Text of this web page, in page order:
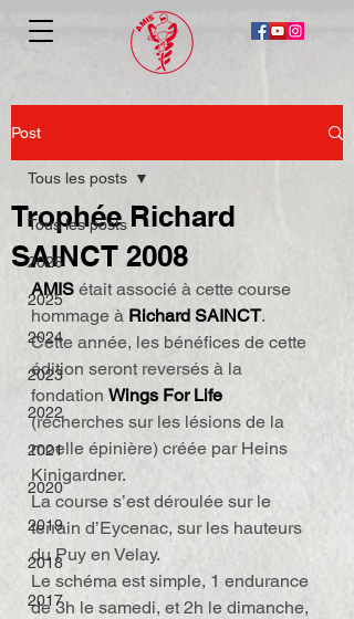
Post
Tous les posts
2026
2025
2024
2023
2022
2021
2020
2019
2018
2017
Tous les posts
Trophée Richard
SAINCT 2008
AMIS était associé à cette course
hommage à Richard SAINCT.
Cette année, les bénéfices de cette
édition seront reversés à la
fondation Wings For Life
(recherches sur les lésions de la
moelle épinière) créée par Heins
Kinigardner.
La course s’est déroulée sur le
terrain d’Eycenac, sur les hauteurs
du Puy en Velay.
Le schéma est simple, 1 endurance
de 3h le samedi, et 2h le dimanche,